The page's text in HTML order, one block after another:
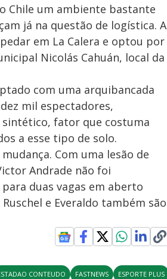
Chile um ambiente bastante
já na questão de logística. A
em La Calera e optou por
Nicolás Cahuán, local da
com uma arquibancada
mil espectadores,
sintético, fator que costuma
a esse tipo de solo.
Com uma lesão de
Andrade não foi
duas vagas em aberto
e Everaldo também são
CONTEUDO FASTNEWS ESPORTE PLUS